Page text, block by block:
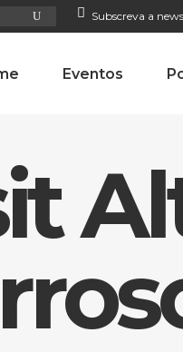
Subscreva a
Eventos